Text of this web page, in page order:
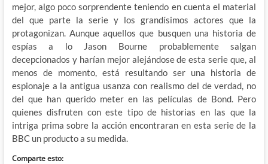
mejor, algo poco sorprendente teniendo en cuenta el material
del que parte la serie y los grandísimos actores que la
protagonizan. Aunque aquellos que busquen una historia de
espías a lo Jason Bourne probablemente salgan
decepcionados y harían mejor alejándose de esta serie que, al
menos de momento, está resultando ser una historia de
espionaje a la antigua usanza con realismo del de verdad, no
del que han querido meter en las películas de Bond. Pero
quienes disfruten con este tipo de historias en las que la
intriga prima sobre la acción encontraran en esta serie de la
BBC un producto a su medida.
Comparte esto: